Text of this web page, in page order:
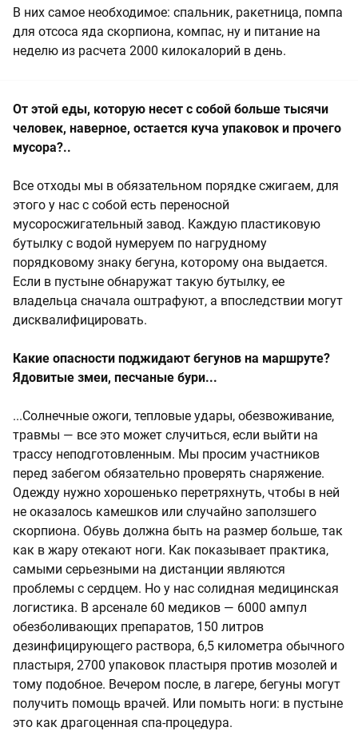
В них самое необходимое: спальник, ракетница, помпа
для отсоса яда скорпиона, компас, ну и питание на
неделю из расчета 2000 килокалорий в день.
От этой еды, которую несет с собой больше тысячи
человек, наверное, остается куча упаковок и прочего
мусора?..
Все отходы мы в обязательном порядке сжигаем, для
этого у нас с собой есть переносной
мусоросжигательный завод. Каждую пластиковую
бутылку с водой нумеруем по нагрудному
порядковому знаку бегуна, которому она выдается.
Если в пустыне обнаружат такую бутылку, ее
владельца сначала оштрафуют, а впоследствии могут
дисквалифицировать.
Какие опасности поджидают бегунов на маршруте?
Ядовитые змеи, песчаные бури...
...Солнечные ожоги, тепловые удары, обезвоживание,
травмы — все это может случиться, если выйти на
трассу неподготовленным. Мы просим участников
перед забегом обязательно проверять снаряжение.
Одежду нужно хорошенько перетряхнуть, чтобы в ней
не оказалось камешков или случайно заползшего
скорпиона. Обувь должна быть на размер больше, так
как в жару отекают ноги. Как показывает практика,
самыми серьезными на дистанции являются
проблемы с сердцем. Но у нас солидная медицинская
логистика. В арсенале 60 медиков — 6000 ампул
обезболивающих препаратов, 150 литров
дезинфицирующего раствора, 6,5 километра обычного
пластыря, 2700 упаковок пластыря против мозолей и
тому подобное. Вечером после, в лагере, бегуны могут
получить помощь врачей. Или помыть ноги: в пустыне
это как драгоценная спа-процедура.